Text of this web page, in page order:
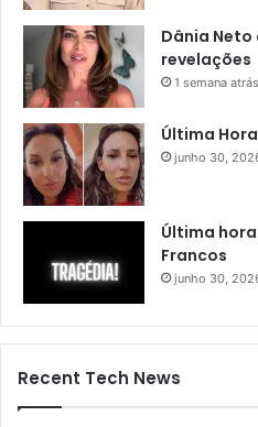
Dânia
revelações
1 semana atrás
Última
junho 30,
Última
Francos
junho 30,
Recent Tech News